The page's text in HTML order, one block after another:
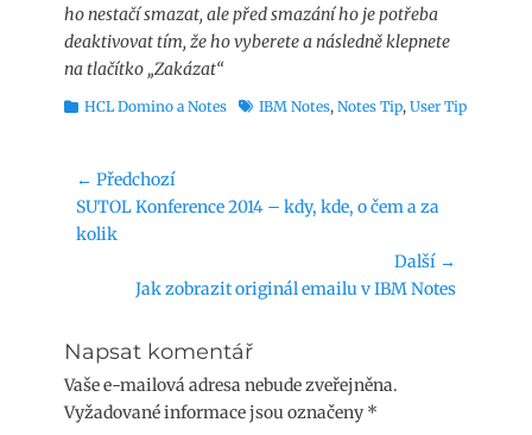
ho nestačí smazat, ale před smazání ho je potřeba
deaktivovat tím, že ho vyberete a následně klepnete
na tlačítko „Zakázat“
Rubriky
HCL Domino a Notes ŠtítkyIBM Notes, Notes Tip, User Tip
Navigace
pro
příspěvek
← Předchozí
Předchozí
příspěvek:
SUTOL Konference 2014 – kdy, kde, o čem a za
kolik
Další →
NásledujícíJak zobrazit originál emailu v IBM Notes
Napsat komentář
Vaše e-mailová adresa nebude zveřejněna.
Vyžadované informace jsou označeny *